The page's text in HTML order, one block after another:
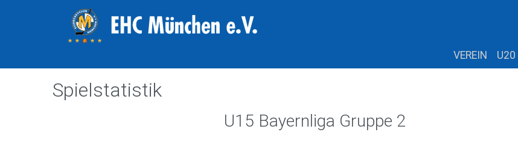
VEREIN U20
Spielstatistik
U15 Bayernliga Gruppe 2